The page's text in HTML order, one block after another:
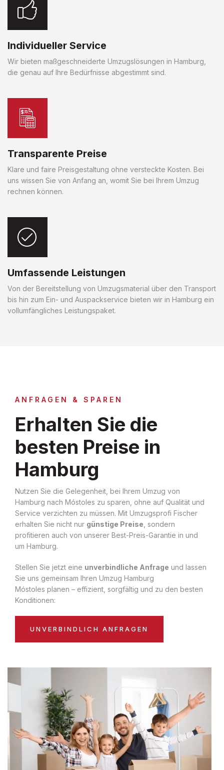
Individueller Service
Wir bieten maßgeschneiderte Umzugslösungen in Hamburg,
die genau auf Ihre Bedürfnisse abgestimmt sind.
Transparente Preise
Klare und faire Preisgestaltung ohne versteckte Kosten. Bei
uns wissen Sie von Anfang an, womit Sie bei Ihrem Umzug
rechnen können.
Umfassende Leistungen
Von der Bereitstellung von Umzugsmaterial über den Transport
bis hin zum Ein- und Auspackservice bieten wir in Hamburg ein
vollumfängliches Leistungspaket.
ANFRAGEN & SPAREN
Erhalten Sie die
besten Preise in
Hamburg
Nutzen Sie die Gelegenheit, bei Ihrem Umzug von
Hamburg nach Móstoles zu sparen, ohne auf Qualität und
Service verzichten zu müssen. Mit Umzugsprofi Fischer
erhalten Sie nicht nur günstige Preise , sondern
profitieren auch von unserer Best-Preis-Garantie in und
um Hamburg.
Stellen Sie jetzt eine unverbindliche Anfrage und lassen
Sie uns gemeinsam Ihren Umzug Hamburg
Móstoles planen – effizient, sorgfältig und zu den besten
Konditionen:
UNVERBINDLICH ANFRAGEN